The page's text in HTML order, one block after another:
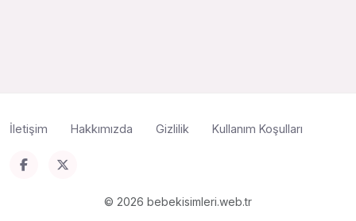
İletişim Hakkımızda Gizlilik Kullanım Koşulları
© 2026 bebekisimleri.web.tr